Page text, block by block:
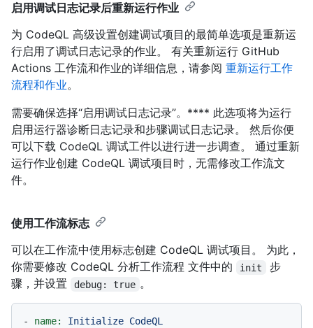
启用调试日志记录后重新运行作业
为 CodeQL 高级设置创建调试项目的最简单选项是重新运
行启用了调试日志记录的作业。 有关重新运行 GitHub
Actions 工作流和作业的详细信息，请参阅 重新运行工作
流程和作业。
需要确保选择“启用调试日志记录”。**** 此选项将为运行
启用运行器诊断日志记录和步骤调试日志记录。 然后你便
可以下载 CodeQL 调试工件以进行进一步调查。 通过重新
运行作业创建 CodeQL 调试项目时，无需修改工作流文
件。
使用工作流标志
可以在工作流中使用标志创建 CodeQL 调试项目。 为此，
你需要修改 CodeQL 分析工作流程 文件中的
init
步
骤，并设置
debug: true 。
- name: Initialize CodeQL